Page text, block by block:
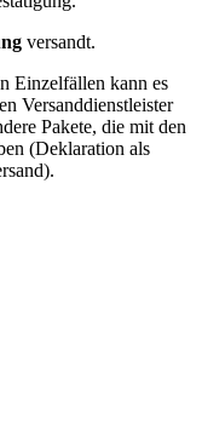
versandt.
Einzelfällen kann es
Versanddienstleister
Pakete, die mit den
(Deklaration als